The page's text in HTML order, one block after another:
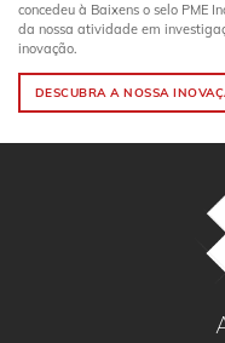
concedeu à Baixens o selo PME
da nossa atividade em
inovação.
DESCUBRA A NOSSA